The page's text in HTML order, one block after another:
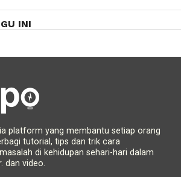
INI
platform yang membantu setiap orang
tutorial, tips dan trik cara
di kehidupan sehari-hari dalam
dan video.